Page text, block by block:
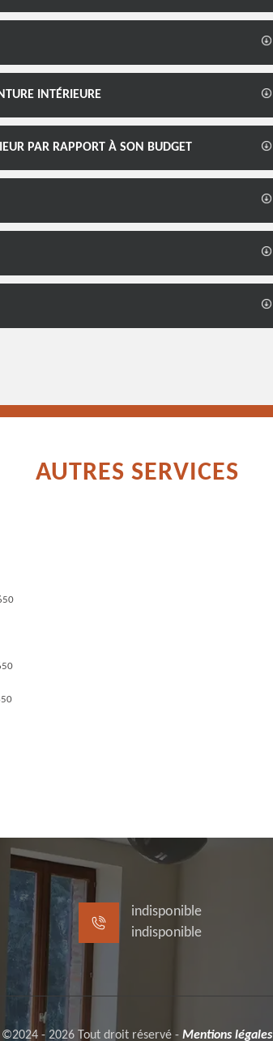
INTÉRIEURE
PAR RAPPORT À SON BUDGET
AUTRES SERVICES
indisponible
indisponible
©2024 - 2026 Tout droit réservé - Mentions légales